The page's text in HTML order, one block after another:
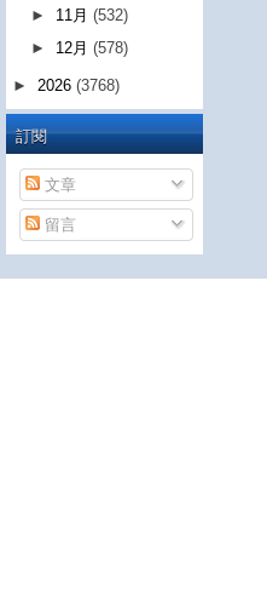
► 11月(532)
► 12月(578)
► 2026 (3768)
訂閱
文章
留言